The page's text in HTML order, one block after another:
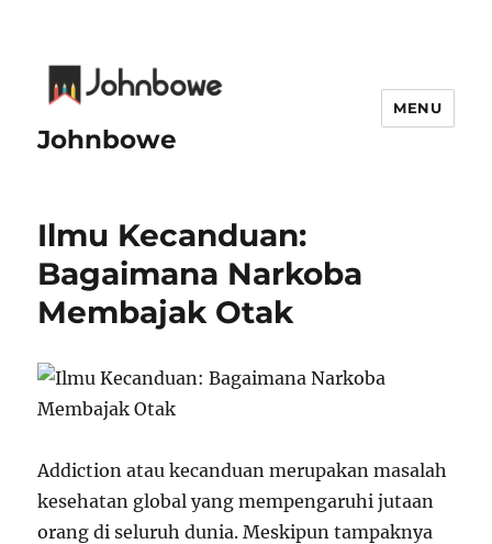
Johnbowe
MENU
Ilmu Kecanduan:
Bagaimana Narkoba
Membajak Otak
Addiction atau kecanduan merupakan masalah
kesehatan global yang mempengaruhi jutaan
orang di seluruh dunia. Meskipun tampaknya